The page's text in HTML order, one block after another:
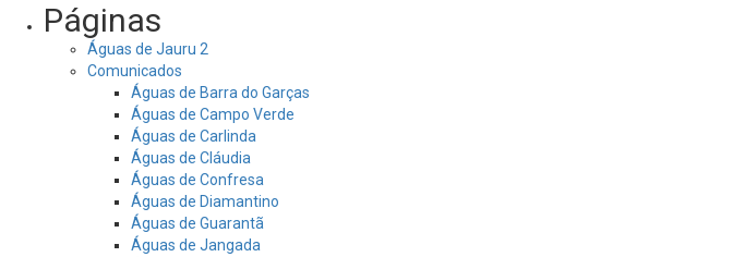
Páginas
Águas de Jauru 2
Comunicados
Águas de Barra do Garças
Águas de Campo Verde
Águas de Carlinda
Águas de Cláudia
Águas de Confresa
Águas de Diamantino
Águas de Guarantã
Águas de Jangada